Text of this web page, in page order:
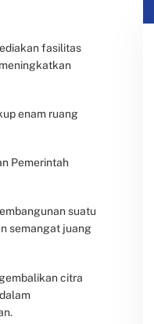
fasilitas
enam ruang
Pemerintah
suatu
semangat juang
citra